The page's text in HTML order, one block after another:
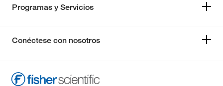
Programas y Servicios
Conéctese con nosotros